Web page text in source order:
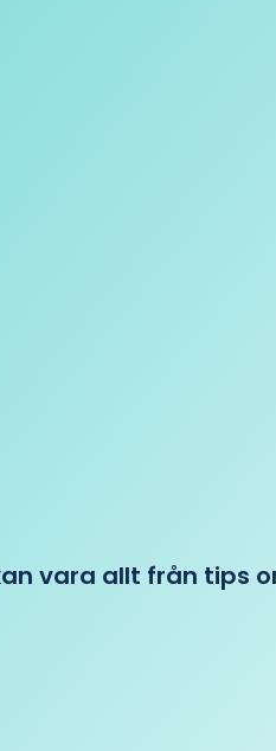
vara allt från tips